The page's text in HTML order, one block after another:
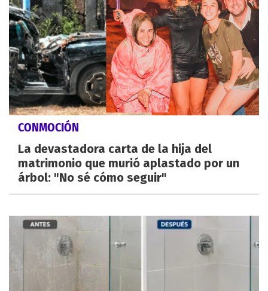
CONMOCIÓN
La devastadora carta de la hija del
matrimonio que murió aplastado por un
árbol: "No sé cómo seguir"